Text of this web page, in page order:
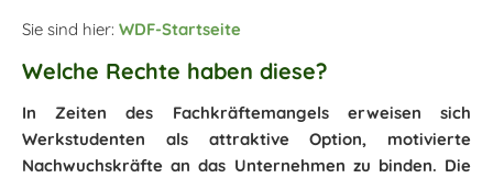
Sie sind hier: WDF-Startseite
Welche Rechte haben diese?
In Zeiten des Fachkräftemangels erweisen sich
Werkstudenten als attraktive Option, motivierte
Nachwuchskräfte an das Unternehmen zu binden. Die